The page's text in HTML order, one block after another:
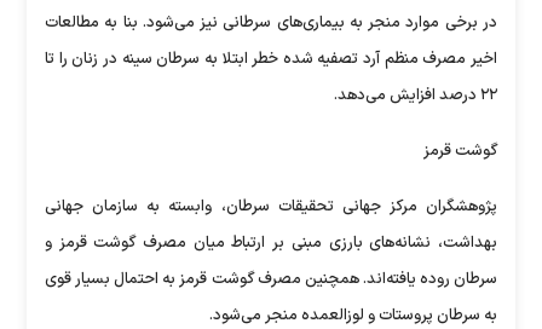
در برخی موارد منجر به بیماری‌های سرطانی نیز می‌شود. بنا به مطالعات
اخیر مصرف منظم آرد تصفیه شده خطر ابتلا به سرطان سینه در زنان را تا
۲۲ درصد افزایش می‌دهد.
گوشت قرمز
پژوهشگران مرکز جهانی تحقیقات سرطان، وابسته به سازمان جهانی
بهداشت، نشانه‌های بارزی مبنی بر ارتباط میان مصرف گوشت قرمز و
سرطان روده یافته‌اند. همچنین مصرف گوشت قرمز به احتمال بسیار قوی
به سرطان پروستات و لوزالعمده منجر می‌شود.